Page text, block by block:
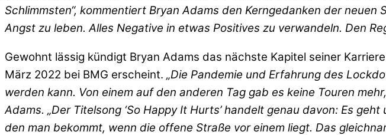
Schlimmsten“, kommentiert Bryan Adams den Kerngedanken der
Angst zu leben. Alles Negative in etwas Positives zu verwandeln. Den
Gewohnt lässig kündigt Bryan Adams das nächste Kapitel seiner
März 2022 bei BMG erscheint. „Die Pandemie und Erfahrung des
werden kann. Von einem auf den anderen Tag gab es keine Touren
Adams. „Der Titelsong ‘So Happy It Hurts’ handelt genau davon: Es
den man bekommt, wenn die offene Straße vor einem liegt. Das